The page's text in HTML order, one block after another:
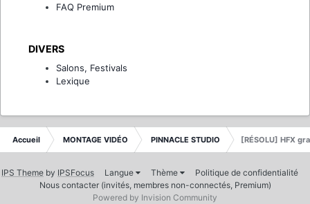
FAQ Premium
DIVERS
Salons, Festivals
Lexique
Accueil MONTAGE VIDÉO PINNACLE STUDIO [RÉSOLU] HFX
IPS Theme by IPSFocus Langue Thème
Politique de confidentialité
Nous contacter (invités, membres non-connectés, Premium)
Powered by Invision Community